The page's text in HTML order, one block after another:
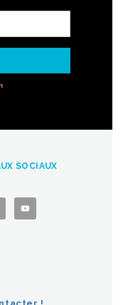
SOCIAUX